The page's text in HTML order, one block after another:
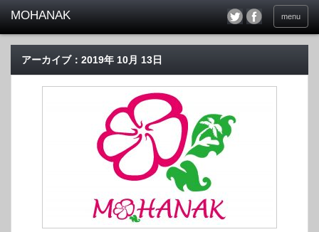
menu
アーカイブ：2019年 10月 13日